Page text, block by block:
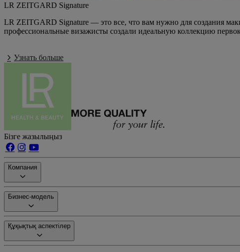
LR ZEITGARD Signature
LR ZEITGARD Signature — это все, что вам нужно для создания
профессиональные визажисты создали идеальную коллекцию
Узнать больше
Бізге жазылыңыз
Компания
Бизнес-модель
Құқықтық аспектілер